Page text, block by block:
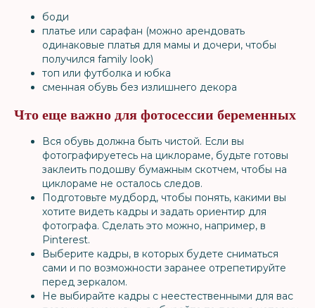
боди
платье или сарафан (можно арендовать
одинаковые платья для мамы и дочери, чтобы
получился family look)
топ или футболка и юбка
сменная обувь без излишнего декора
Что еще важно для фотосессии беременных
Вся обувь должна быть чистой. Если вы
фотографируетесь на циклораме, будьте готовы
заклеить подошву бумажным скотчем, чтобы на
циклораме не осталось следов.
Подготовьте мудборд, чтобы понять, какими вы
хотите видеть кадры и задать ориентир для
фотографа. Сделать это можно, например, в
Pinterest.
Выберите кадры, в которых будете сниматься
сами и по возможности заранее отрепетируйте
перед зеркалом.
Не выбирайте кадры с неестественными для вас